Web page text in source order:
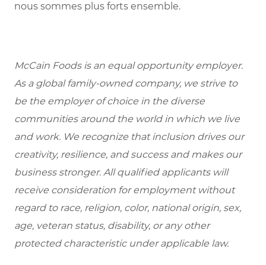
nous sommes plus forts ensemble.
McCain Foods is an equal opportunity employer.
As a global family-owned company, we strive to
be the employer of choice in the diverse
communities around the world in which we live
and work. We recognize that inclusion drives our
creativity, resilience, and success and makes our
business stronger. All qualified applicants will
receive consideration for employment without
regard to race, religion, color, national origin, sex,
age, veteran status, disability, or any other
protected characteristic under applicable law.